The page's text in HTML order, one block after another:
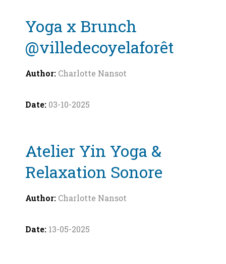
Yoga x Brunch
@villedecoyelaforêt
Charlotte Nansot
03-10-2025
Atelier Yin Yoga &
Relaxation Sonore
Charlotte Nansot
13-05-2025